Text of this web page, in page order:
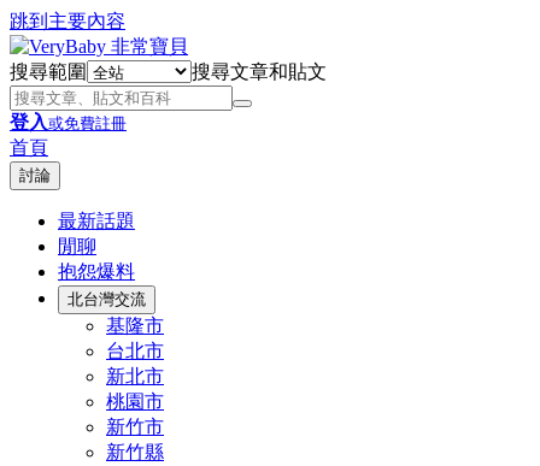
跳到主要內容
搜尋範圍 搜尋文章和貼文
登入或免費註冊
首頁
討論
最新話題
閒聊
抱怨爆料
北台灣交流
基隆市
台北市
新北市
桃園市
新竹市
新竹縣